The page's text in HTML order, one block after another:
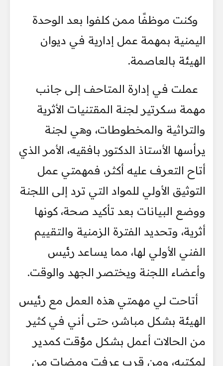
وكنت موظفًا ممن كلفوا بعد الوحدة
اليمنية بمهمة عمل إدارية في ديوان
الهيئة بالعاصمة.
عملت في إدارة المتاحف إلى جانب
مهمة سكرتير لجنة المقتنيات الأثرية
والتراثية والمخطوطات، وهي لجنة
يرأسها الأستاذ الدكتور بافقيه، الأمر الذي
أتاح التعرف عليه أكثر، فمهمتي عمل
التوثيق الأولي للمواد التي ترد إلى اللجنة
ووضع البيانات بعد تأكيد صحة، كونها
أثرية، وتحديد الفترة الزمنية والتقييم
الفني الأولي لها، مما يساعد رئيس
وأعضاء اللجنة ويختصر الجهد والوقت.
أتاحت لي مهمتي هذه العمل مع رئيس
الهيئة بشكل مباشر، حتى أني في كثير
من الحالات أعمل بشكل مؤقت كمدير
لمكتبه، ومن قرب عرفت ومضات من